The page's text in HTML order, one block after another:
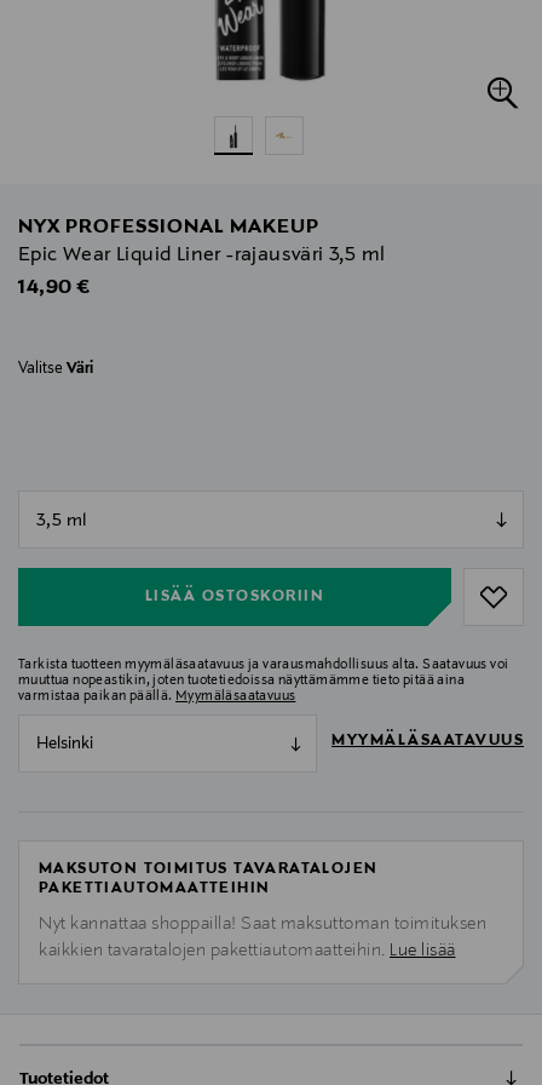
NYX PROFESSIONAL MAKEUP
Epic Wear Liquid Liner -rajausväri 3,5 ml
Original Price
14,90 €
Valitse Väri
LISÄÄ OSTOSKORIIN
null
Tarkista tuotteen myymäläsaatavuus ja varausmahdollisuus alta. Saatavuus voi
muuttua nopeastikin, joten tuotetiedoissa näyttämämme tieto pitää aina
varmistaa paikan päällä. Myymäläsaatavuus
Helsinki MYYMÄLÄSAATAVUUS
MAKSUTON TOIMITUS TAVARATALOJEN
PAKETTIAUTOMAATTEIHIN
Nyt kannattaa shoppailla! Saat maksuttoman toimituksen
kaikkien tavaratalojen pakettiautomaatteihin. Lue lisää
Tuotetiedot